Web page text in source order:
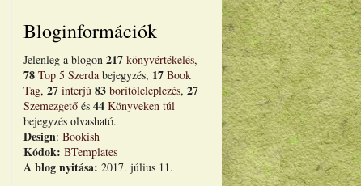
Bloginformációk
Jelenleg a blogon 217 könyvértékelés,
78 Top 5 Szerda bejegyzés, 17 Book
Tag, 27 interjú 83 borítóleleplezés, 27
Szemezgető és 44 Könyveken túl
bejegyzés olvasható.
Design: Bookish
Kódok: BTemplates
A blog nyitása: 2017. július 11.